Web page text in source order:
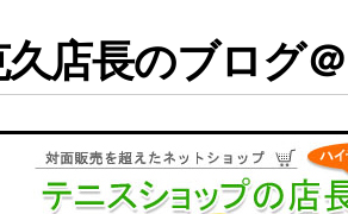
店長のブログ